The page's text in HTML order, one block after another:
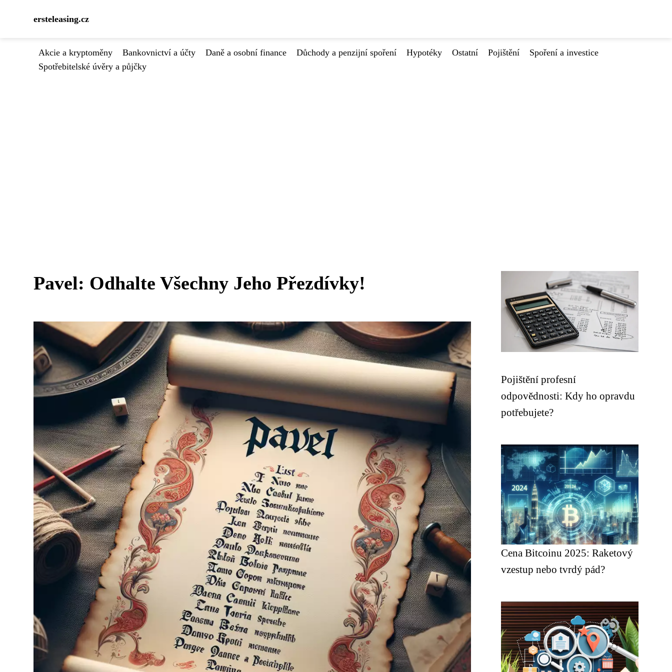
ersteleasing.cz
Akcie a kryptoměny Bankovnictví a účty Daně a osobní finance Důchody a penzijní spoření Hypotéky Ostatní Pojištění
Spoření a investice
Spotřebitelské úvěry a půjčky
Pavel: Odhalte Všechny Jeho Přezdívky!
Pojištění profesní
odpovědnosti: Kdy ho opravdu
potřebujete?
Cena Bitcoinu 2025: Raketový
vzestup nebo tvrdý pád?